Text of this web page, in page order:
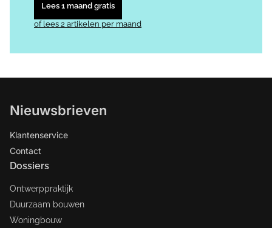
Lees 1 maand gratis
of lees 2 artikelen per maand
Nieuwsbrieven
Klantenservice
Contact
Dossiers
Ontwerppraktijk
Duurzaam bouwen
Woningbouw